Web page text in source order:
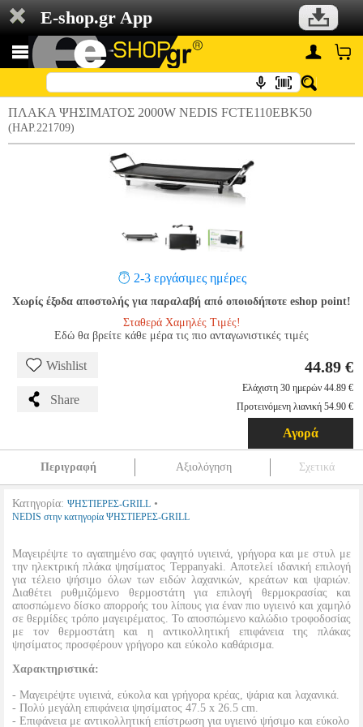
E-shop.gr App
ΠΛΑΚΑ ΨΗΣΙΜΑΤΟΣ 2000W NEDIS FCTE110EBK50
(HAP.221709)
2-3 εργάσιμες ημέρες
Χωρίς έξοδα αποστολής για παραλαβή από οποιοδήποτε eshop point!
Σταθερά Χαμηλές Τιμές!
Εδώ θα βρείτε κάθε μέρα τις πιο ανταγωνιστικές τιμές
Wishlist
Share
44.89 €
Ελάχιστη 30 ημερών 44.89 €
Προτεινόμενη λιανική 54.90 €
Αγορά
Περιγραφή Αξιολόγηση Σχετικά
Κατηγορία: ΨΗΣΤΙΕΡΕΣ-GRILL •
NEDIS στην κατηγορία ΨΗΣΤΙΕΡΕΣ-GRILL
Μαγειρέψτε το αγαπημένο σας φαγητό υγιεινά, γρήγορα και με στυλ με
την ηλεκτρική πλάκα ψησίματος Teppanyaki. Αποτελεί ιδανική επιλογή
για τέλειο ψήσιμο όλων των ειδών λαχανικών, κρεάτων και ψαριών.
Διαθέτει ρυθμιζόμενο θερμοστάτη για επιλογή θερμοκρασίας και
αποσπώμενο δίσκο απορροής του λίπους για έναν πιο υγιεινό και χαμηλό
σε θερμίδες τρόπο μαγειρέματος. Το αποσπώμενο καλώδιο τροφοδοσίας
με τον θερμοστάτη και η αντικολλητική επιφάνεια της πλάκας
ψησίματος προσφέρουν γρήγορο και εύκολο καθάρισμα.
Χαρακτηριστικά:
- Mαγειρέψτε υγιεινά, εύκολα και γρήγορα κρέας, ψάρια και λαχανικά.
- Πολύ μεγάλη επιφάνεια ψησίματος 47.5 x 26.5 cm.
- Επιφάνεια με αντικολλητική επίστρωση για υγιεινό ψήσιμο και εύκολο